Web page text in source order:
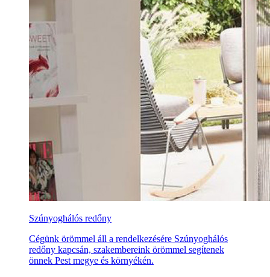
Szúnyoghálós redőny
Cégünk örömmel áll a rendelkezésére Szúnyoghálós
redőny kapcsán, szakembereink örömmel segítenek
önnek Pest megye és környékén.